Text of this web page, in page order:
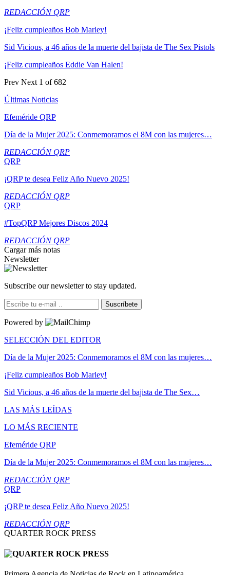
REDACCIÓN QRP
¡Feliz cumpleaños Bob Marley!
Sid Vicious, a 46 años de la muerte del bajista de The Sex Pistols
¡Feliz cumpleaños Eddie Van Halen!
Prev Next 1 of 682
Últimas Noticias
Efeméride QRP
Día de la Mujer 2025: Conmemoramos el 8M con las mujeres…
REDACCIÓN QRP
QRP
¡QRP te desea Feliz Año Nuevo 2025!
REDACCIÓN QRP
QRP
#TopQRP Mejores Discos 2024
REDACCIÓN QRP
Cargar más notas
Newsletter
Subscribe our newsletter to stay updated.
Suscríbete
Powered by
SELECCIÓN DEL EDITOR
Día de la Mujer 2025: Conmemoramos el 8M con las mujeres…
¡Feliz cumpleaños Bob Marley!
Sid Vicious, a 46 años de la muerte del bajista de The Sex…
LAS MÁS LEÍDAS
LO MÁS RECIENTE
Efeméride QRP
Día de la Mujer 2025: Conmemoramos el 8M con las mujeres…
REDACCIÓN QRP
QRP
¡QRP te desea Feliz Año Nuevo 2025!
REDACCIÓN QRP
QUARTER ROCK PRESS